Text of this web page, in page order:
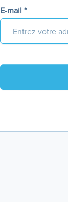
E-mail *